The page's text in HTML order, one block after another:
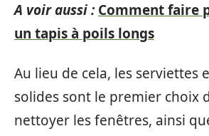
A voir aussi : Comment faire
un tapis à poils longs
Au lieu de cela, les serviettes
solides sont le premier choix
nettoyer les fenêtres, ainsi